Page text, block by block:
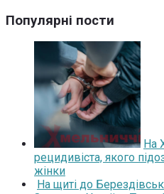
Популярні пости
На
рецидивіста, якого
жінки
На щиті до